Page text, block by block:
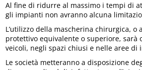
Al fine di ridurre al massimo i tempi di
gli impianti non avranno alcuna
L’utilizzo della mascherina chirurgica, o
protettivo equivalente o superiore, sarà
veicoli, negli spazi chiusi e nelle aree di
Le società metteranno a disposizione